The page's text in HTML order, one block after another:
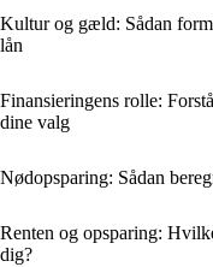
Kultur og gæld: Sådan
lån
Finansieringens rolle:
dine valg
Nødopsparing: Sådan
Renten og opsparing:
dig?